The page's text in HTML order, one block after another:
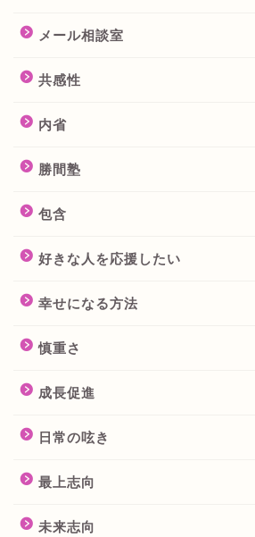
メール相談室
共感性
内省
勝間塾
包含
好きな人を応援したい
幸せになる方法
慎重さ
成長促進
日常の呟き
最上志向
未来志向